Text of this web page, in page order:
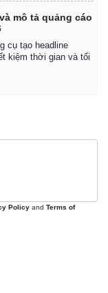
mô tả quảng cáo
cụ tạo headline
kiệm thời gian và tối
Policy and Terms of